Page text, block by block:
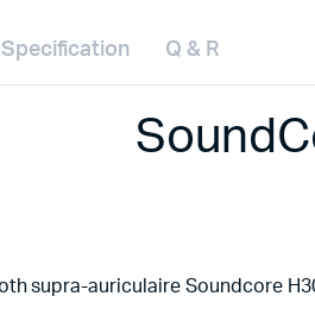
Specification Q & R